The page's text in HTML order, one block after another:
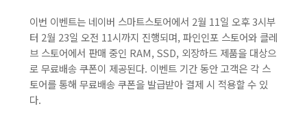
이번 이벤트는 네이버 스마트스토어에서 2월 11일 오후 3시부
터 2월 23일 오전 11시까지 진행되며, 파인인포 스토어와 클레
브 스토어에서 판매 중인 RAM, SSD, 외장하드 제품을 대상으
로 무료배송 쿠폰이 제공된다. 이벤트 기간 동안 고객은 각 스
토어를 통해 무료배송 쿠폰을 발급받아 결제 시 적용할 수 있
다.